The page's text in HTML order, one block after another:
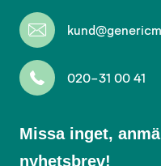
020-31 00 41
Missa inget,
nyhetsbrev!